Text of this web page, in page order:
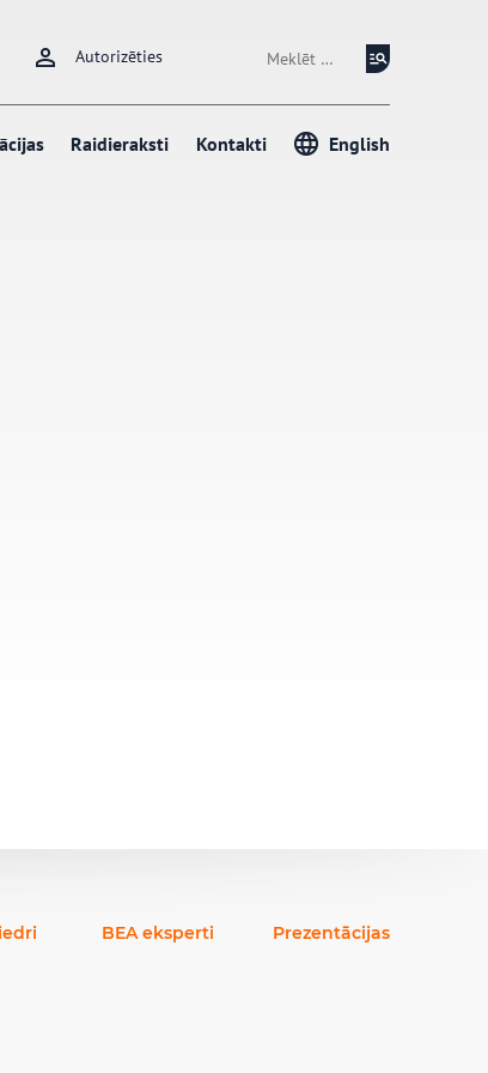
Autorizēties Meklēt:
Raidieraksti Kontakti English
BEA eksperti Prezentācijas